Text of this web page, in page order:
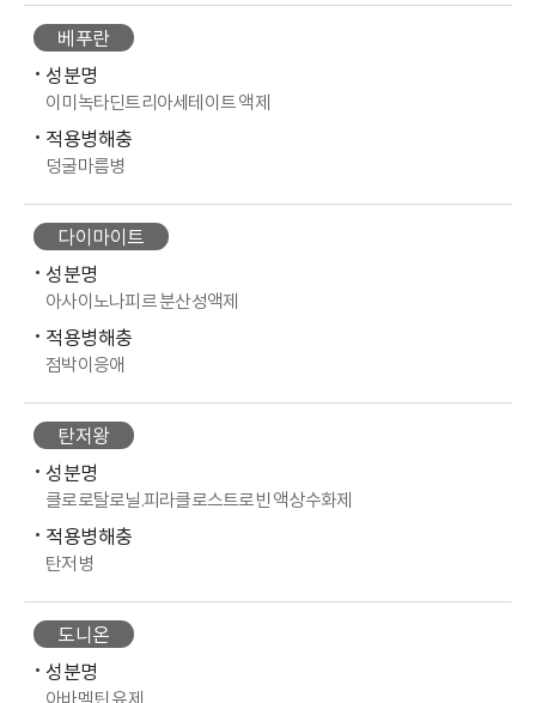
베푸란
성분명
이미녹타딘트리아세테이트 액제
적용병해충
덩굴마름병
다이마이트
성분명
아사이노나피르 분산성액제
적용병해충
점박이응애
탄저왕
성분명
클로로탈로닐.피라클로스트로빈 액상수화제
적용병해충
탄저병
도니온
성분명